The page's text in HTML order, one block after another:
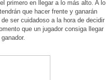
primero en llegar a lo más alto. A lo
que hacer frente y ganarán
ser cuidadoso a la hora de decidir
que un jugador consiga llegar